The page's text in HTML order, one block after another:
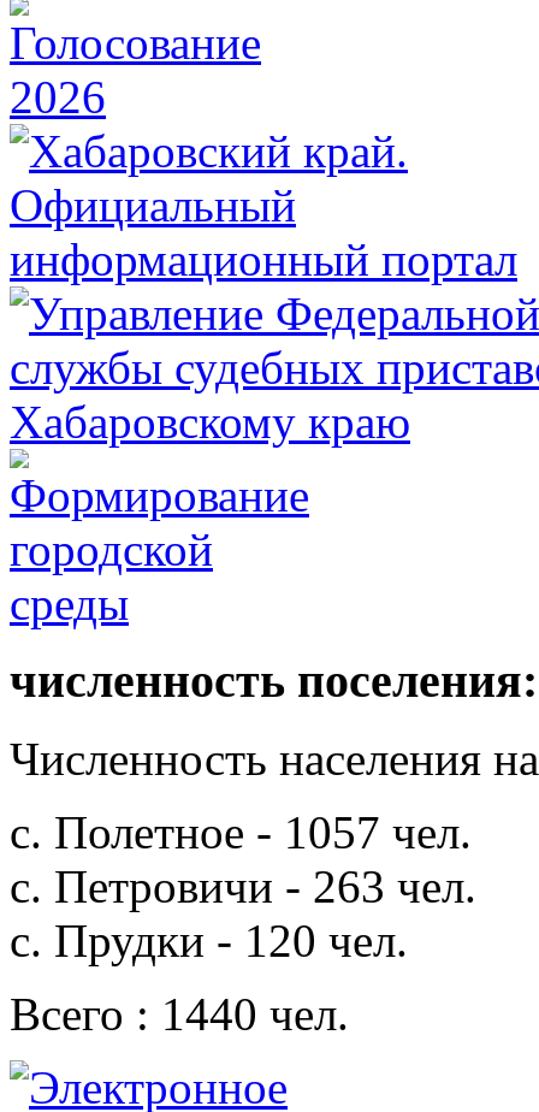
численность поселения:
Численность населения
с. Полетное - 1057 чел.
с. Петровичи - 263 чел.
с. Прудки - 120 чел.
Всего : 1440 чел.